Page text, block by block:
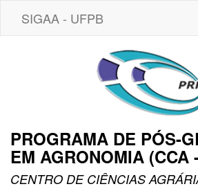
SIGAA - UFPB
PROGRAMA DE PÓS-
EM AGRONOMIA (CCA
CENTRO DE CIÊNCIAS